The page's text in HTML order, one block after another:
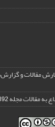
مقالات و
به مقالات مجله07